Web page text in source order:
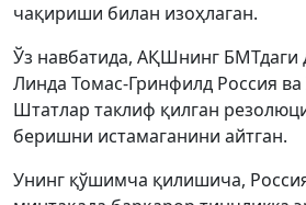
чақириши билан изоҳлаган.
Ўз навбатида, АҚШнинг БМТдаги
Линда Томас-Гринфилд Россия
Штатлар таклиф қилган
беришни истамаганини айтган.
Унинг қўшимча қилишича,